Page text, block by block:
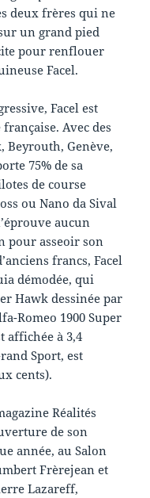
deux frères qui ne
un grand pied
pour renflouer
Facel.
Facel est
Avec des
Beyrouth, Genève,
75% de sa
de course
ou Nano da Sival
aucun
pour asseoir son
francs, Facel
démodée, qui
Hawk dessinée par
Romeo 1900 Super
affichée à 3,4
Sport, est
cents).
Réalités
de son
année, au Salon
Frèrejean et
Lazareff,